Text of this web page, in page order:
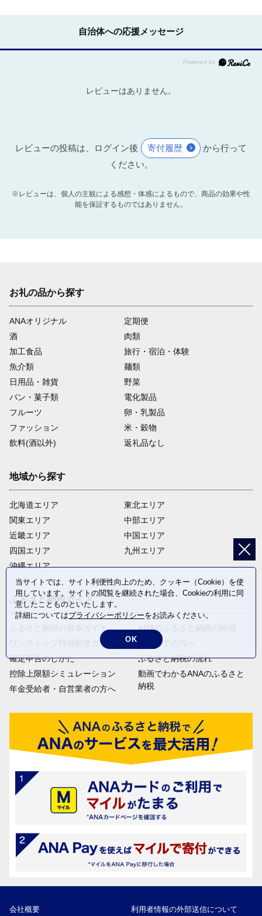
自治体への応援メッセージ
レビューはありません。
レビューの投稿は、ログイン後 寄付履歴
から行って
ください。
※レビューは、個人の主観による感想・体感によるもので、商品の効果や性
能を保証するものではありません。
お礼の品から探す
ANAオリジナル
定期便
酒
肉類
加工食品
旅行・宿泊・体験
魚介類
麺類
日用品・雑貨
野菜
パン・菓子類
電化製品
フルーツ
卵・乳製品
ファッション
米・穀物
飲料(酒以外)
返礼品なし
地域から探す
北海道エリア
関東エリア
近畿エリア
四国エリア
沖縄エリア
東北エリア
中部エリア
中国エリア
九州エリア
ふるさと納税ガイド
ふるさと納税の基本ガイド
ワンストップ特例制度ガイド
確定申告のしかた
控除上限額シミュレーション
年金受給者・自営業者の方へ
ANAのふるさと納税の特徴
はじめての方へ
ふるさと納税の流れ
動画でわかるANAのふるさと
納税
会社概要 利用者情報の外部送信について
当サイトでは、サイト利便性向上のため、クッキー（Cookie）を使
用しています。サイトの閲覧を継続された場合、Cookieの利用に同
意したことものといたします。
詳細についてはプライバシーポリシーをお読みください。
OK